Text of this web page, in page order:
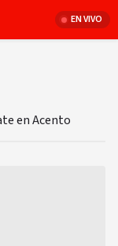
EN VIVO
en Acento